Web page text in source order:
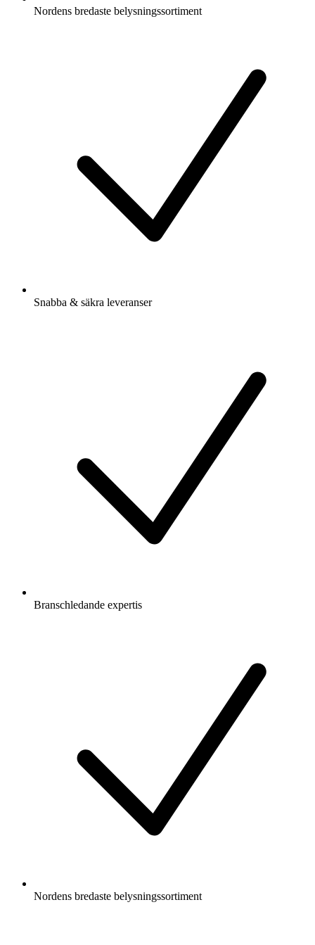
Nordens bredaste belysningssortiment
Snabba & säkra leveranser
Branschledande expertis
Nordens bredaste belysningssortiment